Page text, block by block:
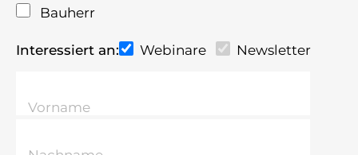
Bauherr
Interessiert an: Webinare Newsletter